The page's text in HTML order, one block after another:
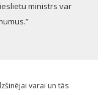
ministrs var
varai un tās